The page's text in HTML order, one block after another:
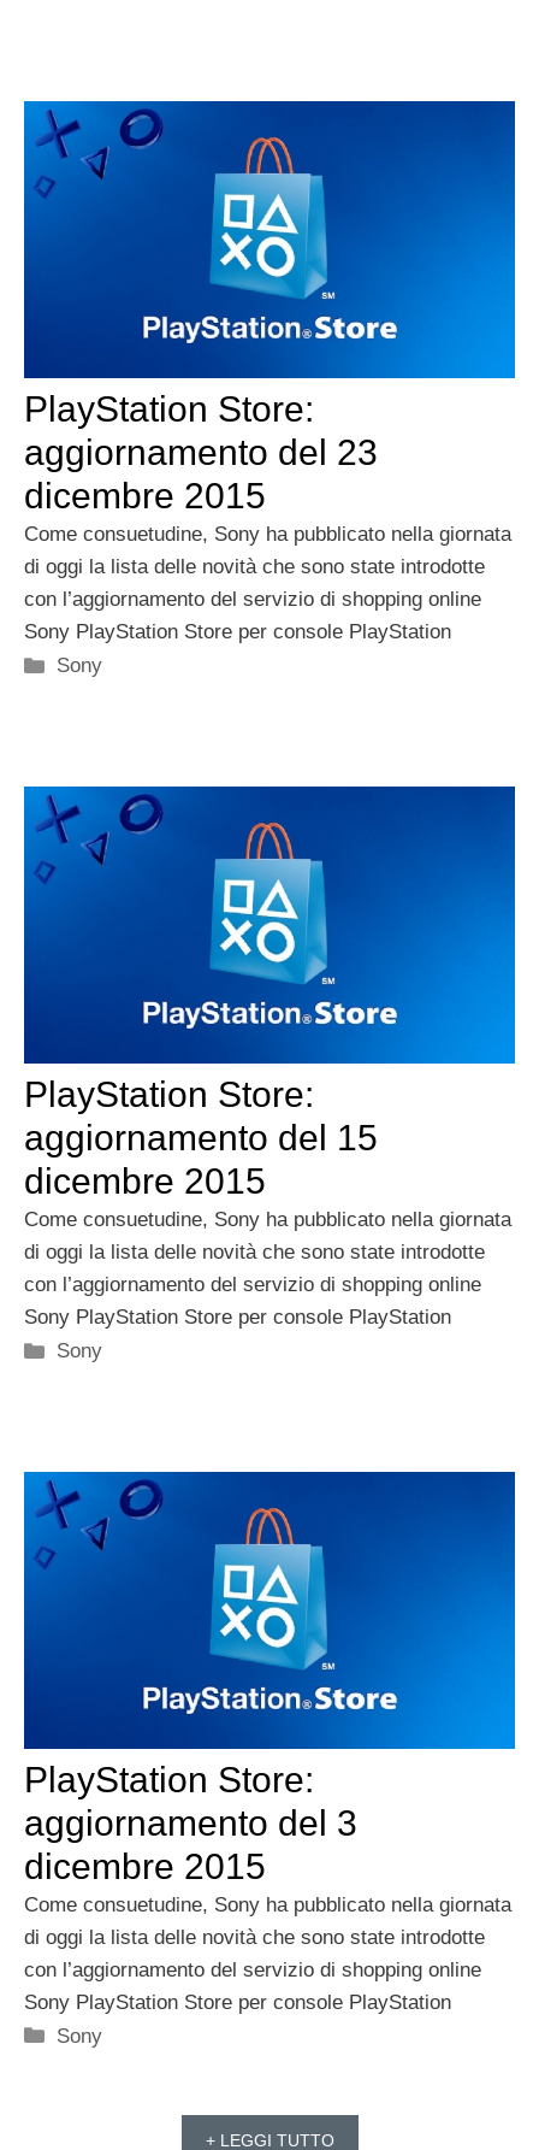
PlayStation Store:
aggiornamento del 23
dicembre 2015
Come consuetudine, Sony ha pubblicato nella giornata
di oggi la lista delle novità che sono state introdotte
con l’aggiornamento del servizio di shopping online
Sony PlayStation Store per console PlayStation
Categorie
Sony
PlayStation Store:
aggiornamento del 15
dicembre 2015
Come consuetudine, Sony ha pubblicato nella giornata
di oggi la lista delle novità che sono state introdotte
con l’aggiornamento del servizio di shopping online
Sony PlayStation Store per console PlayStation
Categorie
Sony
PlayStation Store:
aggiornamento del 3
dicembre 2015
Come consuetudine, Sony ha pubblicato nella giornata
di oggi la lista delle novità che sono state introdotte
con l’aggiornamento del servizio di shopping online
Sony PlayStation Store per console PlayStation
Categorie
Sony
+ LEGGI TUTTO